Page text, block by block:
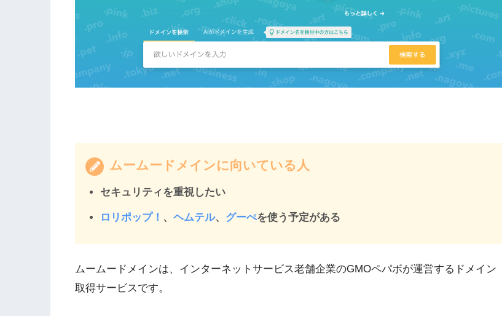
ムームードメインに向いている人
セキュリティを重視したい
ロリポップ！ 、ヘムテル、 グーぺを使う予定がある
ムームードメインは、インターネットサービス老舗企業のGMOペパボが運営するドメイン
取得サービスです。